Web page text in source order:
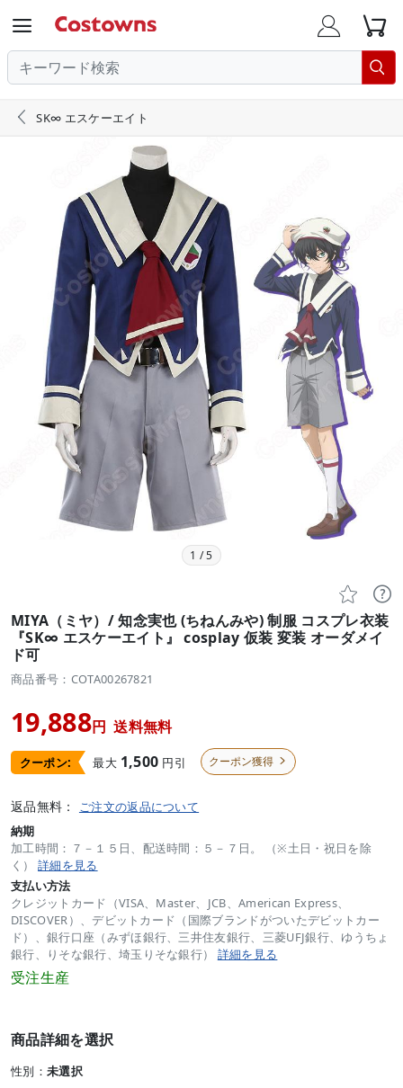
  

 SK∞ エスケーエイト
1 /5
 
MIYA（ミヤ）/ 知念実也 (ちねんみや) 制服 コスプレ衣装
『SK∞ エスケーエイト』 cosplay 仮装 変装 オーダメイ
ド可
商品番号：COTA00267821
19,888円 送料無料
クーポン: 最大 1,500 円引 クーポン獲得 
返品無料： ご注文の返品について
納期
加工時間：７－１５日、配送時間：５－７日。 （※土日・祝日を除
く） 詳細を見る
支払い方法
クレジットカード（VISA、Master、JCB、American Express、
DISCOVER）、デビットカード（国際ブランドがついたデビットカー
ド）、銀行口座（みずほ銀行、三井住友銀行、三菱UFJ銀行、ゆうちょ
銀行、りそな銀行、埼玉りそな銀行） 詳細を見る
受注生産
商品詳細を選択
性別： 未選択